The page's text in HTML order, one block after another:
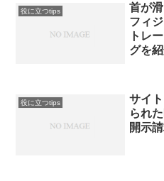
役に立つtips
首が
フィ
トレ
グを
役に立つtips
サイ
られ
開示